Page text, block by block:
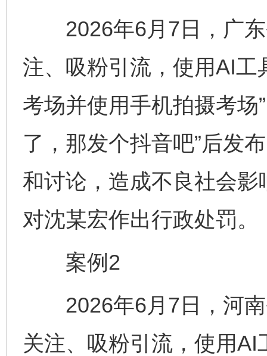
2026年6月7日，广东
注、吸粉引流，使用AI工
考场并使用手机拍摄考场
了，那发个抖音吧”后发
和讨论，造成不良社会
对沈某宏作出行政处罚。
案例2
2026年6月7日，河南
关注、吸粉引流，使用AI